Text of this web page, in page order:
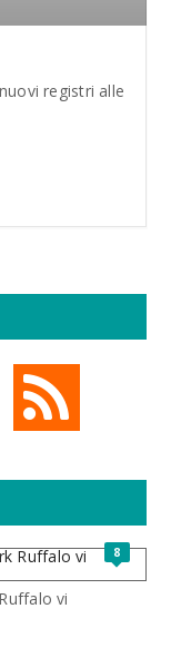
registri alle
8
vi